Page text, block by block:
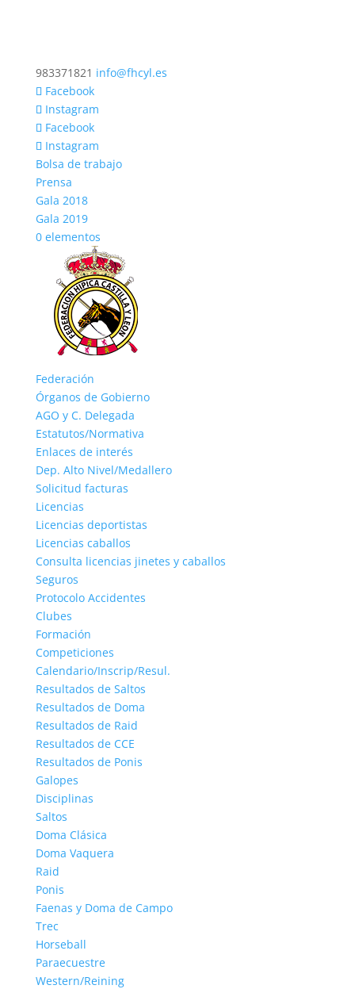
983371821 info@fhcyl.es
Facebook
Instagram
Facebook
Instagram
Bolsa de trabajo
Prensa
Gala 2018
Gala 2019
0 elementos
Federación
Órganos de Gobierno
AGO y C. Delegada
Estatutos/Normativa
Enlaces de interés
Dep. Alto Nivel/Medallero
Solicitud facturas
Licencias
Licencias deportistas
Licencias caballos
Consulta licencias jinetes y caballos
Seguros
Protocolo Accidentes
Clubes
Formación
Competiciones
Calendario/Inscrip/Resul.
Resultados de Saltos
Resultados de Doma
Resultados de Raid
Resultados de CCE
Resultados de Ponis
Galopes
Disciplinas
Saltos
Doma Clásica
Doma Vaquera
Raid
Ponis
Faenas y Doma de Campo
Trec
Horseball
Paraecuestre
Western/Reining